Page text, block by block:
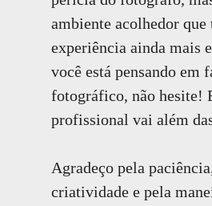
ambiente acolhedor que
experiência ainda mais
você está pensando em
fotográfico, não hesite!
profissional vai além
Agradeço pela
criatividade e pela